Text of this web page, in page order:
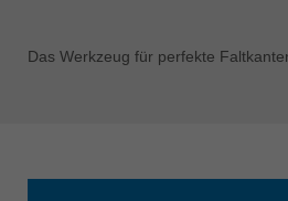
Das Werkzeug für perfekte